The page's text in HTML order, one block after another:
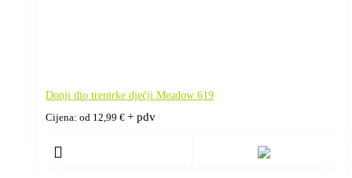
Donji dio trenirke dječji Meadow 619
Cijena: od 12,99 € + pdv